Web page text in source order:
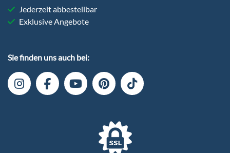
Sie finden uns auch bei:
Jederzeit abbestellbar
Exklusive Angebote